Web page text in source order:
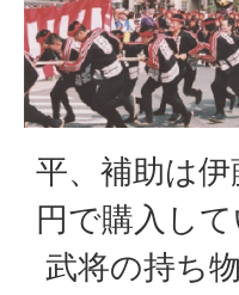
平、補助は
円で購入して
武将の持ち